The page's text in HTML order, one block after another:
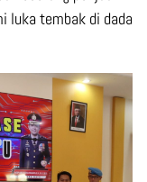
luka tembak di dada